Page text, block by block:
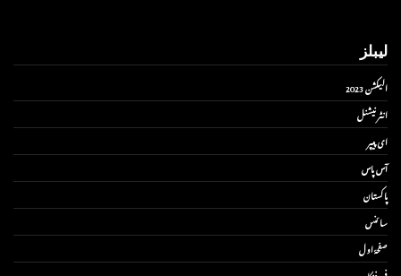
لیبلز
الیکشن 2023
انٹر نیشنل
ای پیپر
آس پاس
پاکستان
سائنس
صفحۂ اول